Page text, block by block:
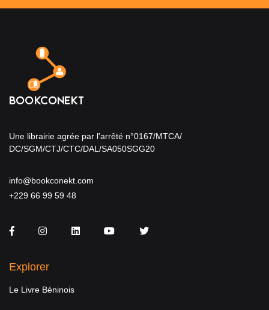
Une librairie agrée par l'arrêté n°0167/MTCA/
DC/SGM/CTJ/CTC/DAL/SA050SGG20
info@bookconekt.com
+229 66 99 59 48
FacebookInstagramLinkedInYou TubeTwitter
Explorer
Le Livre Béninois